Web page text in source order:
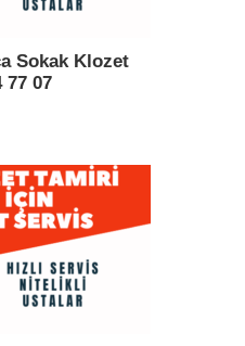
Sokak Klozet
77 07